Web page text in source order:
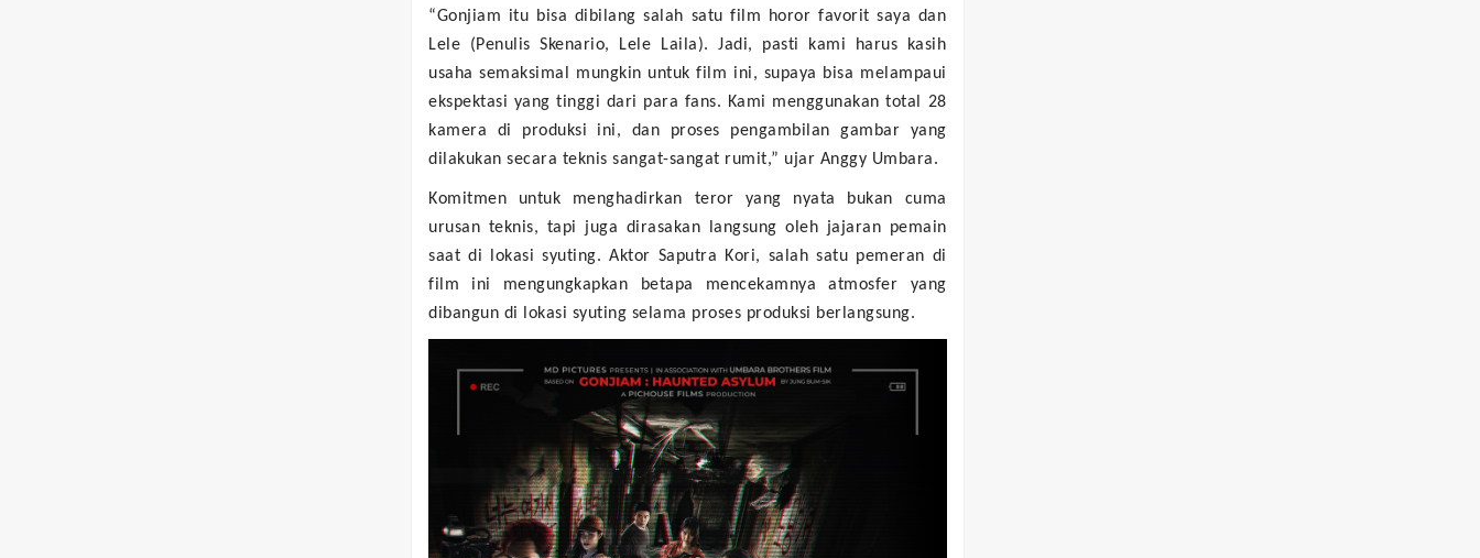
“Gonjiam itu bisa dibilang salah satu film horor favorit saya dan
Lele (Penulis Skenario, Lele Laila). Jadi, pasti kami harus kasih
usaha semaksimal mungkin untuk film ini, supaya bisa melampaui
ekspektasi yang tinggi dari para fans. Kami menggunakan total 28
kamera di produksi ini, dan proses pengambilan gambar yang
dilakukan secara teknis sangat-sangat rumit,” ujar Anggy Umbara.
Komitmen untuk menghadirkan teror yang nyata bukan cuma
urusan teknis, tapi juga dirasakan langsung oleh jajaran pemain
saat di lokasi syuting. Aktor Saputra Kori, salah satu pemeran di
film ini mengungkapkan betapa mencekamnya atmosfer yang
dibangun di lokasi syuting selama proses produksi berlangsung.